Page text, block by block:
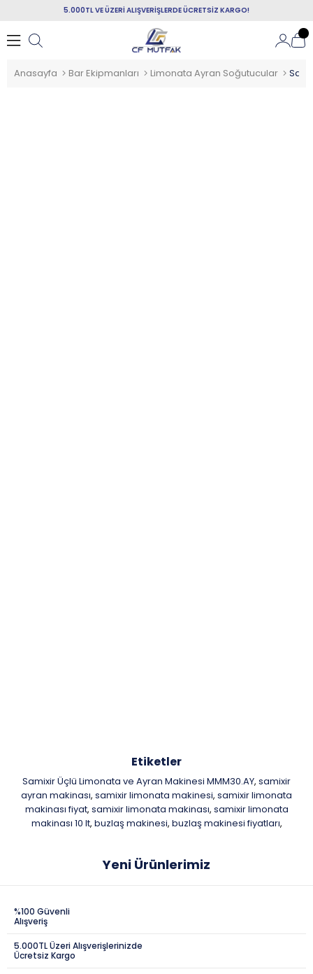
5.000TL VE ÜZERİ ALIŞVERİŞLERDE ÜCRETSİZ KARGO!
Anasayfa Bar Ekipmanları Limonata Ayran Soğutucular
Etiketler
Samixir Üçlü Limonata ve Ayran Makinesi MMM30.AY, samixir
ayran makinası, samixir limonata makinesi, samixir limonata
makinası fiyat, samixir limonata makinası, samixir limonata
makinası 10 lt, buzlaş makinesi, buzlaş makinesi fiyatları,
Yeni Ürünlerimiz
%100 Güvenli
Alışveriş
5.000TL Üzeri Alışverişlerinizde
Ücretsiz Kargo